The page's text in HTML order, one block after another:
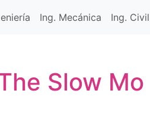
Ing. Mecánica Ing. Civil
Slow Mo